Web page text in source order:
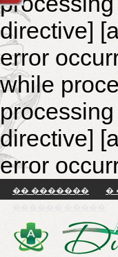
directive]
error
while
directive]
error
�� ������� �